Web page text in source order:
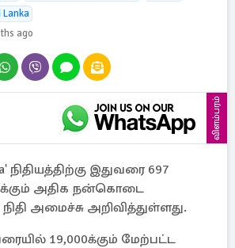
Lanka
ago
விளம்பரம்
நிதியத்திற்கு இதுவரை 697
அதிக நன்கொடை
அமைச்சு அறிவித்துள்ளது.
19,000க்கும் மேற்பட்ட